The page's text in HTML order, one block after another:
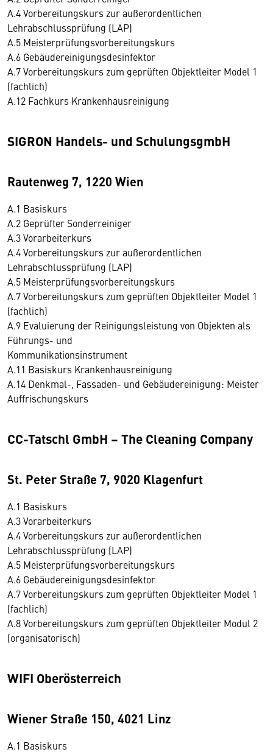
A.4 Vorbereitungskurs zur außerordentlichen
Lehrabschlussprüfung (LAP)
A.5 Meisterprüfungsvorbereitungskurs
A.6 Gebäudereinigungsdesinfektor
A.7 Vorbereitungskurs zum geprüften Objektleiter Model 1
(fachlich)
A.12 Fachkurs Krankenhausreinigung
SIGRON Handels- und SchulungsgmbH
Rautenweg 7, 1220 Wien
A.1 Basiskurs
A.2 Geprüfter Sonderreiniger
A.3 Vorarbeiterkurs
A.4 Vorbereitungskurs zur außerordentlichen
Lehrabschlussprüfung (LAP)
A.5 Meisterprüfungsvorbereitungskurs
A.7 Vorbereitungskurs zum geprüften Objektleiter Model 1
(fachlich)
A.9 Evaluierung der Reinigungsleistung von Objekten als
Führungs- und
Kommunikationsinstrument
A.11 Basiskurs Krankenhausreinigung
A.14 Denkmal-, Fassaden- und Gebäudereinigung: Meister
Auffrischungskurs
CC-Tatschl GmbH – The Cleaning Company
St. Peter Straße 7, 9020 Klagenfurt
A.1 Basiskurs
A.3 Vorarbeiterkurs
A.4 Vorbereitungskurs zur außerordentlichen
Lehrabschlussprüfung (LAP)
A.5 Meisterprüfungsvorbereitungskurs
A.6 Gebäudereinigungsdesinfektor
A.7 Vorbereitungskurs zum geprüften Objektleiter Model 1
(fachlich)
A.8 Vorbereitungskurs zum geprüften Objektleiter Modul 2
(organisatorisch)
WIFI Oberösterreich
Wiener Straße 150, 4021 Linz
A.1 Basiskurs